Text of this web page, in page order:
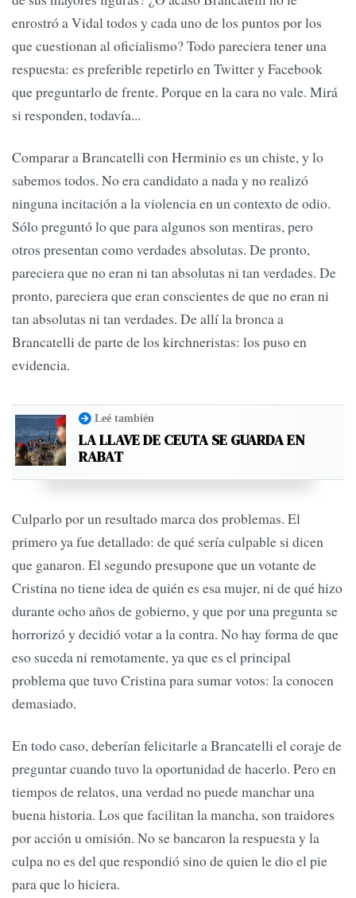
enrostró a Vidal todos y cada uno de los puntos por los
que cuestionan al oficialismo? Todo pareciera tener una
respuesta: es preferible repetirlo en Twitter y Facebook
que preguntarlo de frente. Porque en la cara no vale. Mirá
si responden, todavía...
Comparar a Brancatelli con Herminio es un chiste, y lo
sabemos todos. No era candidato a nada y no realizó
ninguna incitación a la violencia en un contexto de odio.
Sólo preguntó lo que para algunos son mentiras, pero
otros presentan como verdades absolutas. De pronto,
pareciera que no eran ni tan absolutas ni tan verdades. De
pronto, pareciera que eran conscientes de que no eran ni
tan absolutas ni tan verdades. De allí la bronca a
Brancatelli de parte de los kirchneristas: los puso en
evidencia.
Leé también
LA LLAVE DE CEUTA SE GUARDA EN
RABAT
Culparlo por un resultado marca dos problemas. El
primero ya fue detallado: de qué sería culpable si dicen
que ganaron. El segundo presupone que un votante de
Cristina no tiene idea de quién es esa mujer, ni de qué hizo
durante ocho años de gobierno, y que por una pregunta se
horrorizó y decidió votar a la contra. No hay forma de que
eso suceda ni remotamente, ya que es el principal
problema que tuvo Cristina para sumar votos: la conocen
demasiado.
En todo caso, deberían felicitarle a Brancatelli el coraje de
preguntar cuando tuvo la oportunidad de hacerlo. Pero en
tiempos de relatos, una verdad no puede manchar una
buena historia. Los que facilitan la mancha, son traidores
por acción u omisión. No se bancaron la respuesta y la
culpa no es del que respondió sino de quien le dio el pie
para que lo hiciera.